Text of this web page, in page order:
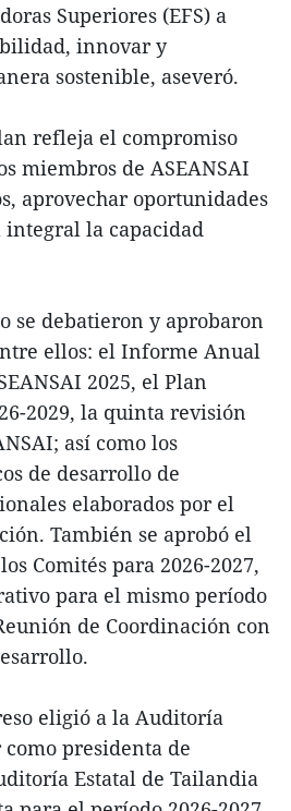
Superiores (EFS) a
innovar y
sostenible, aseveró.
refleja el compromiso
miembros de ASEANSAI
aprovechar oportunidades
la capacidad
se debatieron y aprobaron
ellos: el Informe Anual
2025, el Plan
2029, la quinta revisión
así como los
de desarrollo de
elaborados por el
También se aprobó el
Comités para 2026-2027,
para el mismo período
de Coordinación con
eligió a la Auditoría
presidenta de
Estatal de Tailandia